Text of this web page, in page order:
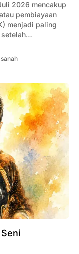
2026 mencakup
pembiayaan
menjadi paling